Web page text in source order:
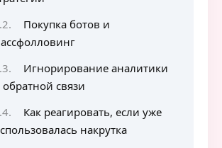
Покупка ботов и
Игнорирование аналитики
обратной связи
Как реагировать, если уже
накрутка